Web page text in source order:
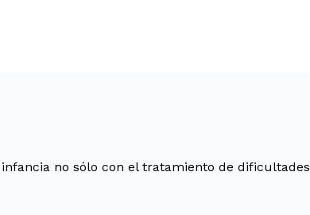
no sólo con el tratamiento de dificultades